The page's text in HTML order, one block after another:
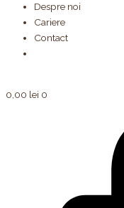
Despre noi
Cariere
Contact
0,00 lei 0